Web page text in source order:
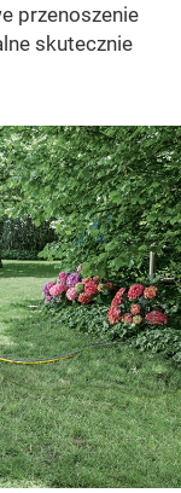
przenoszenie
skutecznie